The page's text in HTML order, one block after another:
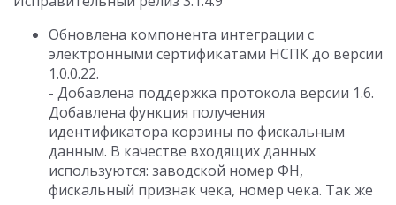
Обновлена компонента интеграции с
электронными сертификатами НСПК до версии
1.0.0.22.
- Добавлена поддержка протокола версии 1.6.
Добавлена функция получения
идентификатора корзины по фискальным
данным. В качестве входящих данных
используются: заводской номер ФН,
фискальный признак чека, номер чека. Так же